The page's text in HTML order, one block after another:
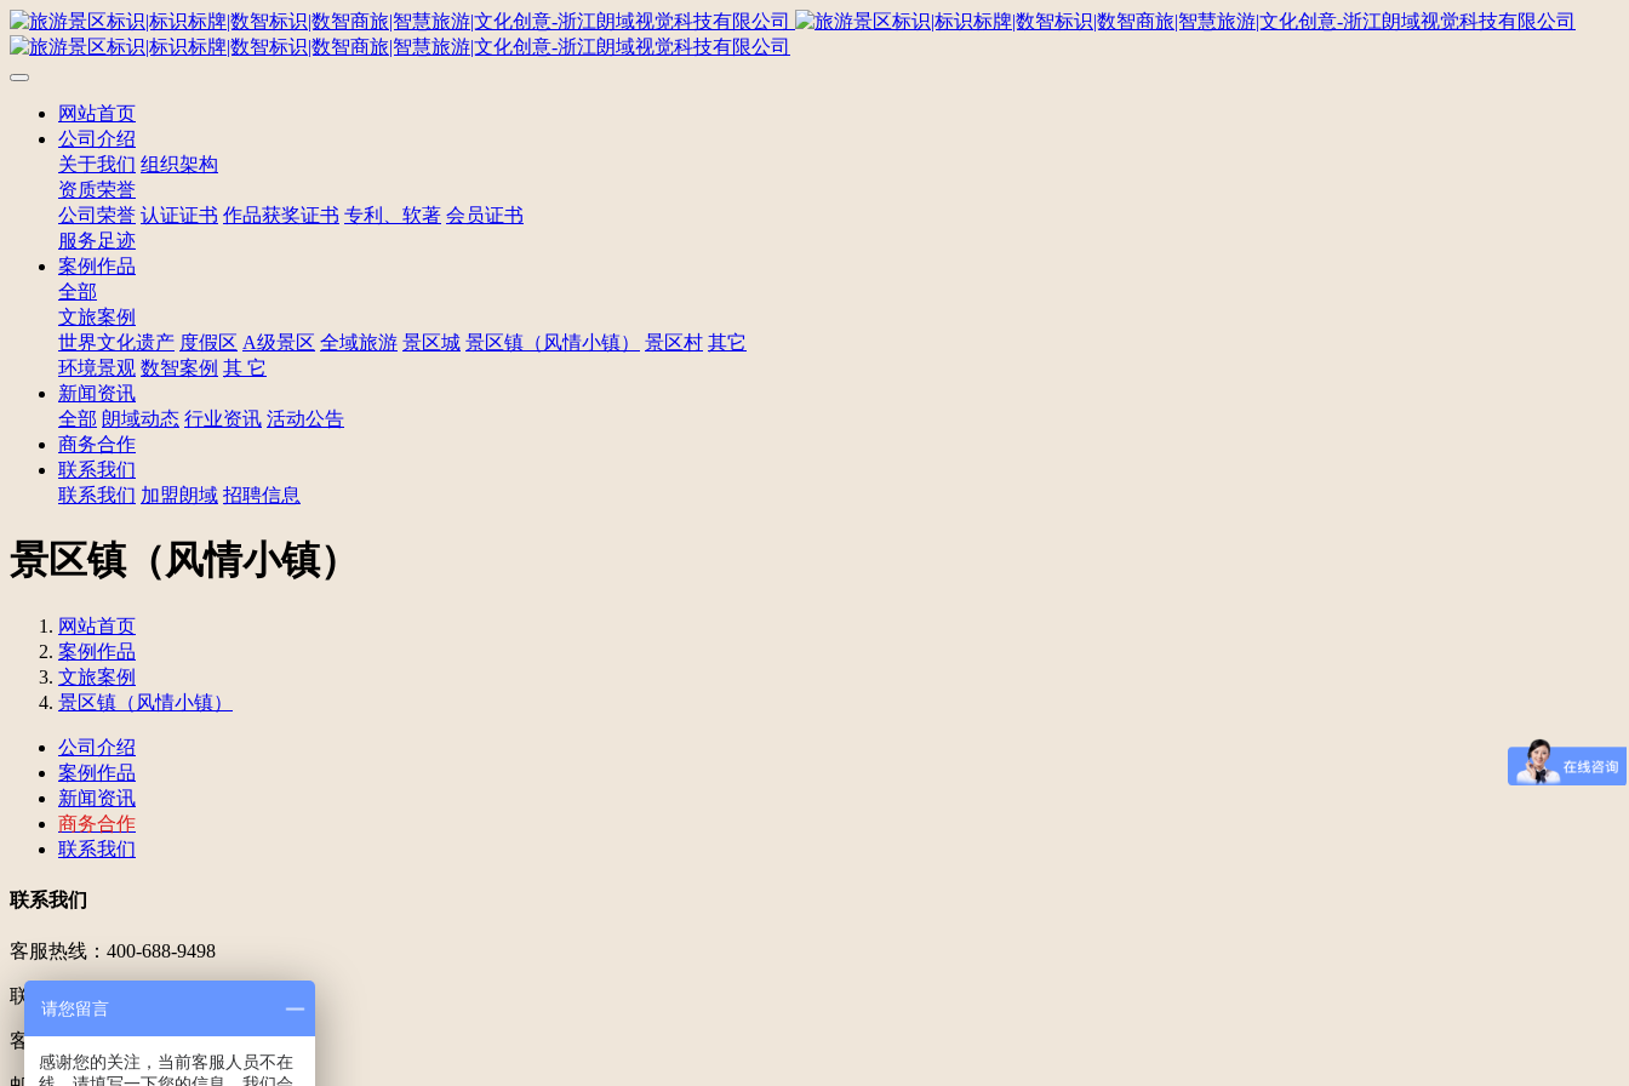
网站首页
公司介绍
关于我们 组织架构
资质荣誉
公司荣誉 认证证书 作品获奖证书 专利、软著 会员证书
服务足迹
案例作品
全部
文旅案例
世界文化遗产 度假区 A级景区 全域旅游 景区城 景区镇（风情小镇） 景区村 其它
环境景观 数智案例 其 它
新闻资讯
全部 朗域动态 行业资讯 活动公告
商务合作
联系我们
联系我们 加盟朗域 招聘信息
景区镇（风情小镇）
网站首页
案例作品
文旅案例
景区镇（风情小镇）
公司介绍
案例作品
新闻资讯
商务合作
联系我们
联系我们
客服热线：400-688-9498
联系专线：199 5789 5533
客服QQ：200600571
请您留言
感谢您的关注，当前客服人员不在